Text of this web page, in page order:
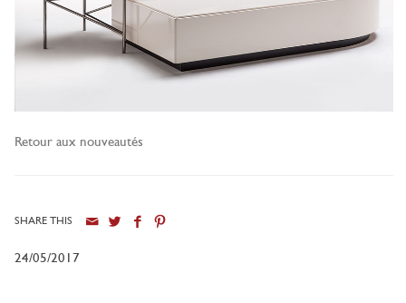
Retour aux nouveautés
SHARE THIS
24/05/2017